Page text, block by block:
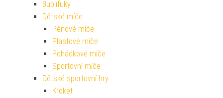
Bublifuky
Dětské míče
Pěnové míče
Plastové míče
Pohádkové míče
Sportovní míče
Dětské sportovní hry
Kroket